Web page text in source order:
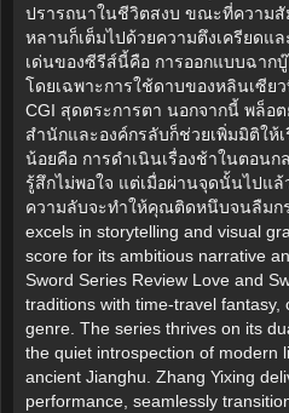
ปรารถนาในชีวิตสงบ ขณะที่ความสั
หลานก็เต็มไปด้วยความตึงเครียดแ
เด่นของซีรีส์นี้คือ การออกแบบฉาก
โดยเฉพาะการใช้ดาบของหลินเซีย
CGI สุดตระการตา นอกจากนี้ พล็อต
สำนักและองค์กรลับก็ช่วยเพิ่มมิติให้เ
น้อยคือ การดำเนินเรื่องช้าในตอนก
รู้สึกไม่พอใจ แต่เมื่อผ่านจุดนั้นไปแ
ความลับจะทำให้คุณติดหนึบจนลืมก
excels in storytelling and visual
score for its ambitious narrative
Sword Series Review Love and
traditions with time-travel
genre. The series thrives on its
the quiet introspection of modern
ancient Jianghu. Zhang Yixing
performance, seamlessly